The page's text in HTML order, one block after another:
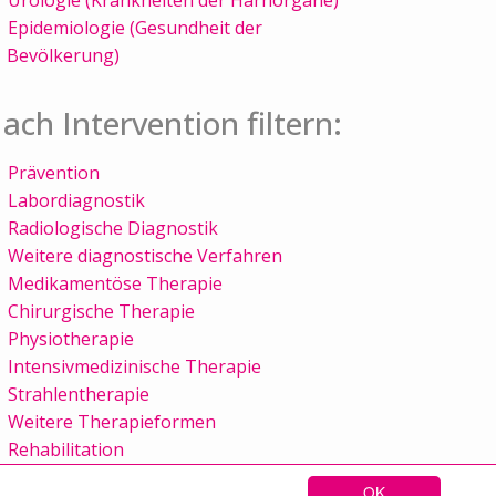
OK
Epidemiologie (Gesundheit der
Bevölkerung)
Intervention filtern:
Prävention
Labordiagnostik
Radiologische Diagnostik
Weitere diagnostische Verfahren
Medikamentöse Therapie
Chirurgische Therapie
Physiotherapie
Intensivmedizinische Therapie
Strahlentherapie
Weitere Therapieformen
Rehabilitation